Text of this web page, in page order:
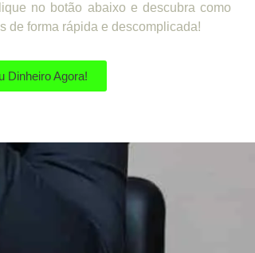
no botão abaixo e descubra como
de forma rápida e descomplicada!
Dinheiro Agora!